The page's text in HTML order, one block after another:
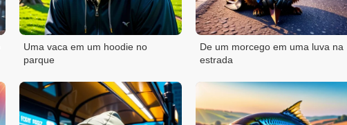
Uma vaca em um hoodie no
parque
De um morcego em uma luva na
estrada